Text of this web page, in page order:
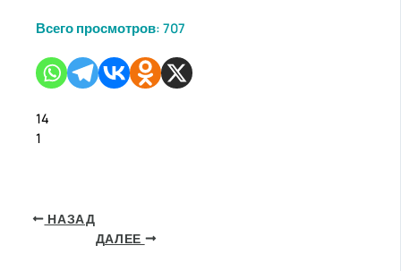
Всего просмотров: 707
14
1
НАЗАД
ДАЛЕЕ